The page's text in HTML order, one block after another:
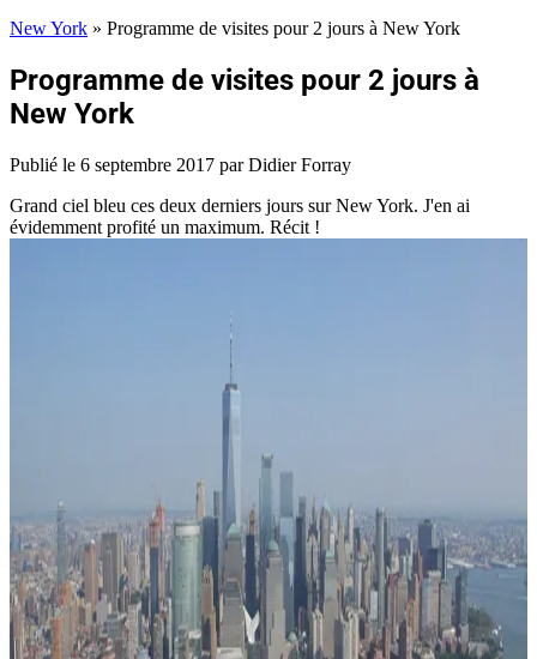
New York » Programme de visites pour 2 jours à New York
Programme de visites pour 2 jours à
New York
Publié le 6 septembre 2017 par Didier Forray
Grand ciel bleu ces deux derniers jours sur New York. J'en ai
évidemment profité un maximum. Récit !